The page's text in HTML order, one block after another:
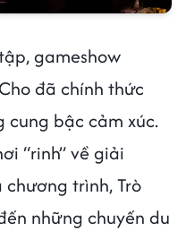
gameshow
đã chính thức
cung bậc cảm xúc.
“rinh” về giải
trình, Trò
những chuyến du